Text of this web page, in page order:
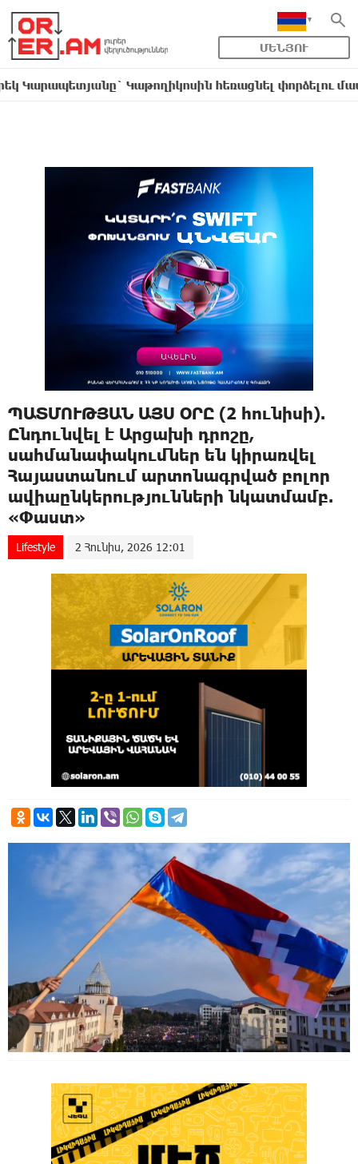
ՄԵՆՅՈՒ
Կաթողիկոսին հեռացնել փորձելու մասին
ՊԱՏՄՈՒԹՅԱՆ ԱՅՍ ՕՐԸ (2 հունիսի).
Ընդունվել է Արցախի դրոշը,
սահմանափակումներ են կիրառվել
Հայաստանում արտոնագրված բոլոր
ավիաընկերությունների նկատմամբ.
«Փաստ»
Lifestyle 2 Հունիս, 2026 12:01